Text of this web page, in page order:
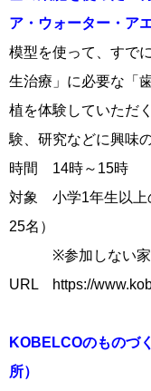
ア・ウォーター・ア
模型を使って、すで
生治療」に必要な「
植を体験していただ
験、研究などに興味
時間 14時～15時
対象 小学1年生以上
25名）
※参加しない家族
URL https://
KOBELCOのものづ
所）